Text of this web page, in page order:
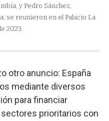
y Pedro Sánchez,
se reunieron en el Palacio La
2023.
otro anuncio: España
mediante diversos
para financiar
prioritarios con